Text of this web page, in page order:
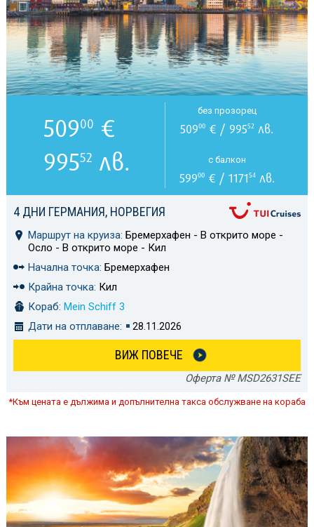
4 ДНИ ГЕРМАНИЯ, НОРВЕГИЯ
Маршрут на круиза: Бремерхафен - В открито море -
Осло - В открито море - Кил
Начална точка: Бремерхафен
Крайна точка: Кил
Кораб: Mein Schiff 3
Дати на отплаване:
28.11.2026
ВИЖ ПОВЕЧЕ
Оферта № MSD2631SEE
50900 €
99552 лв.
без прозорец
50900 € / 99552 лв.
с балкон
59900€ / 117154лв.
*Към цената е дължима и допълнителна такса обслужване на кораба